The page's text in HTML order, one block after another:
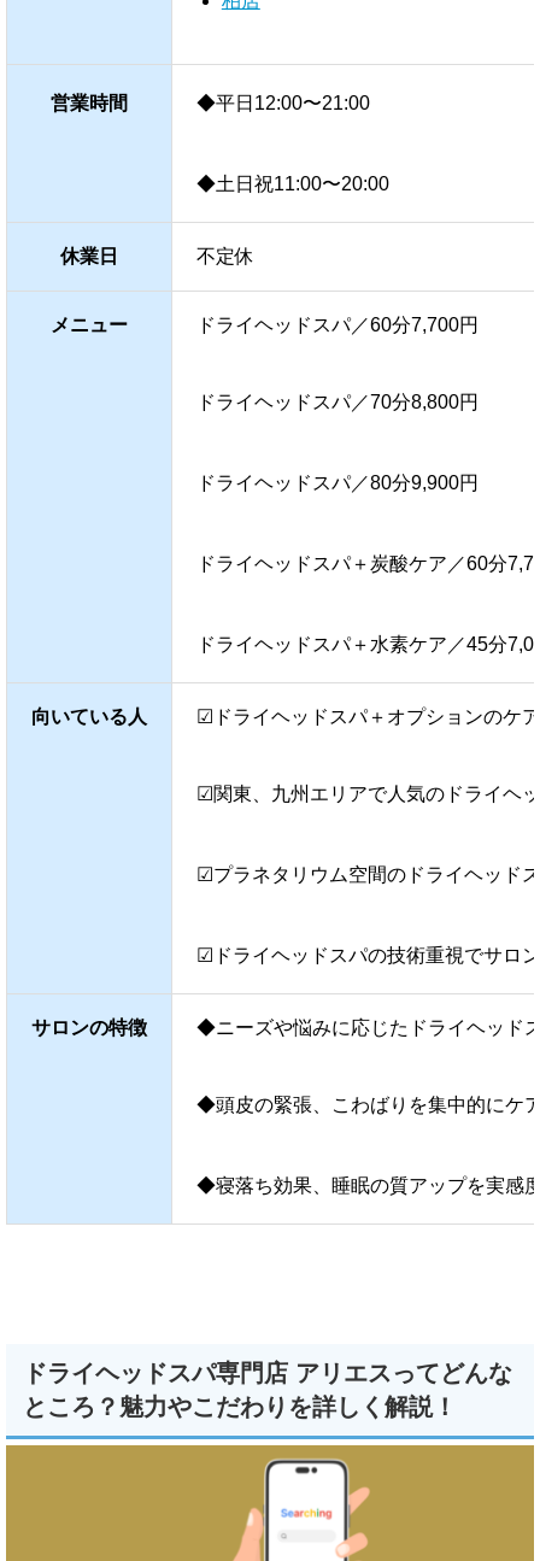
営業時間 ◆平日12:00〜21:00
◆土日祝11:00〜20:00
休業日 不定休
メニュー ドライヘッドスパ／60分7,700円
ドライヘッドスパ／70分8,800円
ドライヘッドスパ／80分9,900円
ドライヘッドスパ＋炭酸ケア／60分
ドライヘッドスパ＋水素ケア／45分
向いている人 ☑ドライヘッドスパ＋オプションのケ
☑関東、九州エリアで人気のドライヘ
☑プラネタリウム空間のドライヘッド
☑ドライヘッドスパの技術重視でサロ
サロンの特徴 ◆ニーズや悩みに応じたドライヘッド
◆頭皮の緊張、こわばりを集中的にケ
◆寝落ち効果、睡眠の質アップを実感
ドライヘッドスパ専門店 アリエスってどんな
ところ？魅力やこだわりを詳しく解説！